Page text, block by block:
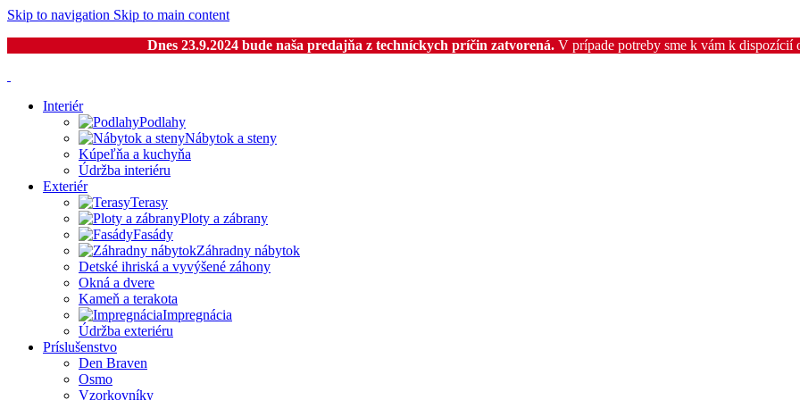
Skip to navigation Skip to main content
Dnes 23.9.2024 bude naša predajňa z techníckych príčin zatvorená.V prípade potreby sme k vám k dispozícií
Interiér
Podlahy
Nábytok a steny
Kúpeľňa a kuchyňa
Údržba interiéru
Exteriér
Terasy
Ploty a zábrany
Fasády
Záhradny nábytok
Detské ihriská a vyvýšené záhony
Okná a dvere
Kameň a terakota
Impregnácia
Údržba exteriéru
Príslušenstvo
Den Braven
Osmo
Vzorkovníky